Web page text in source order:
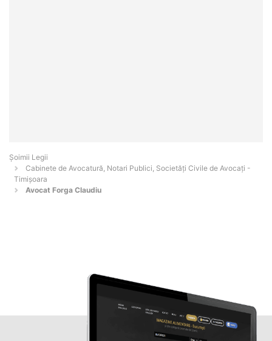
Șoimii Legii
Cabinete de Avocatură, Notari Publici, Societăți Civile de Avocați -
Timişoara
Avocat Forga Claudiu